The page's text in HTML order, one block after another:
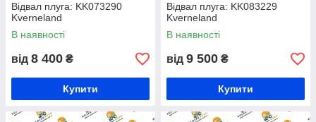
Відвал плуга: KK073290
Kverneland
В наявності
від 8 400 ₴
Купити
Відвал плуга: KK083229
Kverneland
В наявності
від 9 500 ₴
Купити